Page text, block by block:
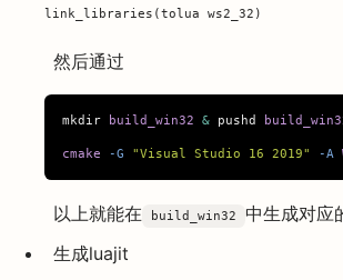
然后通过
mkdir build_win32 & pushd
cmake -G "Visual Studio 16 2019" -A
以上就能在 build_win32
中生成对应
生成luajit